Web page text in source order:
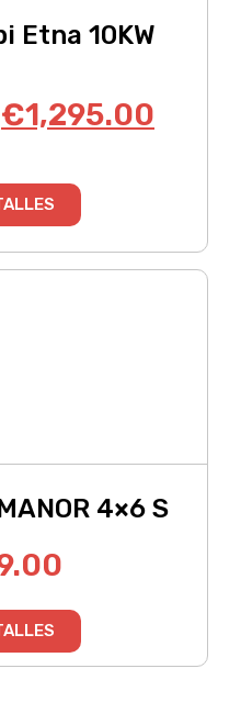
Etna 10KW
€1,295.00
4×6 S